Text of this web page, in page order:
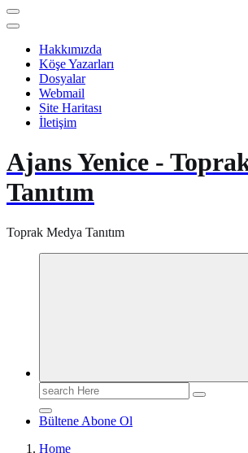
Hakkımızda
Köşe Yazarları
Dosyalar
Webmail
Site Haritası
İletişim
Ajans Yenice -
Tanıtım
Toprak Medya Tanıtım
Search
for:
Bültene Abone Ol
Home